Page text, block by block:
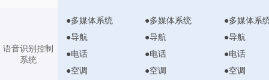
语音识别控制
系统
●多媒体系统
●导航
●电话
●空调
●多媒体系统
●导航
●电话
●空调
●多媒体系
●导航
●电话
●空调